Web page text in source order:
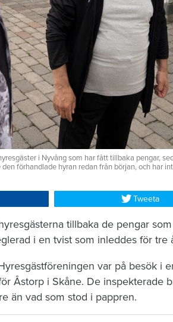
i Nyvång som har fått tillbaka pengar,
förhandlade hyran redan från början, och har
Tweeta
tillbaka de pengar
i en tvist som inleddes för tre
var på besök i
Åstorp i Skåne. De inspekterade
än vad som stod i pappren.